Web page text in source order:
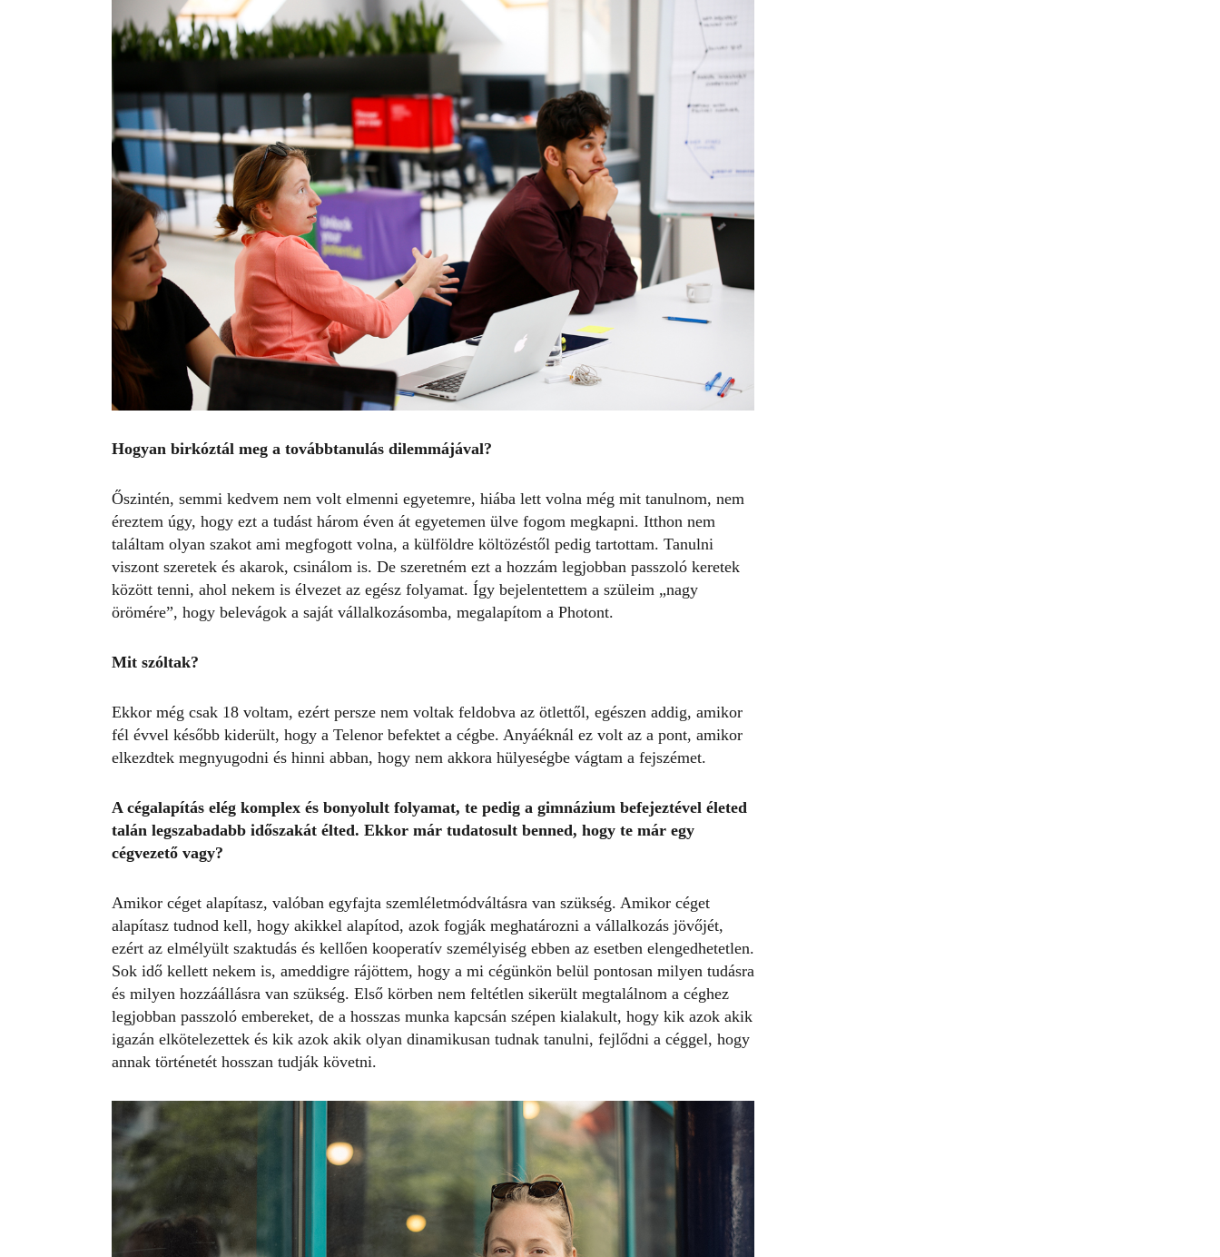
Hogyan birkóztál meg a továbbtanulás dilemmájával?
Őszintén, semmi kedvem nem volt elmenni egyetemre, hiába lett volna még mit tanulnom, nem
éreztem úgy, hogy ezt a tudást három éven át egyetemen ülve fogom megkapni. Itthon nem
találtam olyan szakot ami megfogott volna, a külföldre költözéstől pedig tartottam. Tanulni
viszont szeretek és akarok, csinálom is. De szeretném ezt a hozzám legjobban passzoló keretek
között tenni, ahol nekem is élvezet az egész folyamat. Így bejelentettem a szüleim „nagy
örömére”, hogy belevágok a saját vállalkozásomba, megalapítom a Photont.
Mit szóltak?
Ekkor még csak 18 voltam, ezért persze nem voltak feldobva az ötlettől, egészen addig, amikor
fél évvel később kiderült, hogy a Telenor befektet a cégbe. Anyáéknál ez volt az a pont, amikor
elkezdtek megnyugodni és hinni abban, hogy nem akkora hülyeségbe vágtam a fejszémet.
A cégalapítás elég komplex és bonyolult folyamat, te pedig a gimnázium befejeztével életed
talán legszabadabb időszakát élted. Ekkor már tudatosult benned, hogy te már egy
cégvezető vagy?
Amikor céget alapítasz, valóban egyfajta szemléletmódváltásra van szükség. Amikor céget
alapítasz tudnod kell, hogy akikkel alapítod, azok fogják meghatározni a vállalkozás jövőjét,
ezért az elmélyült szaktudás és kellően kooperatív személyiség ebben az esetben elengedhetetlen.
Sok idő kellett nekem is, ameddigre rájöttem, hogy a mi cégünkön belül pontosan milyen tudásra
és milyen hozzáállásra van szükség. Első körben nem feltétlen sikerült megtalálnom a céghez
legjobban passzoló embereket, de a hosszas munka kapcsán szépen kialakult, hogy kik azok akik
igazán elkötelezettek és kik azok akik olyan dinamikusan tudnak tanulni, fejlődni a céggel, hogy
annak történetét hosszan tudják követni.